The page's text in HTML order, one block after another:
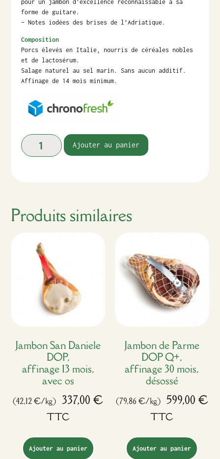
pour un jambon d’excellence reconnaissable à sa
forme de guitare.
– Notes iodées des brises de l’Adriatique.
Composition
Porcs élevés en Italie, nourris de céréales nobles
et de lactosérum.
Salage naturel au sel marin. Sans aucun additif.
Affinage de 14 mois minimum.
Ajouter au panier
Produits similaires
Jambon San Daniele
DOP,
affinage 13 mois,
avec os
(42,12 €/kg) 337,00 €
TTC
Ajouter au panier
Jambon de Parme
DOP Q+,
affinage 30 mois,
désossé
(79,86 €/kg) 599,00 €
TTC
Ajouter au panier